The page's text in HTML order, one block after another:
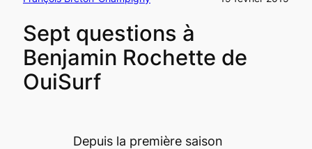
Sept questions à
Benjamin Rochette de
OuiSurf
Depuis la première saison